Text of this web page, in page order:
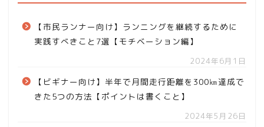
【市民ランナー向け】ランニングを継続するために
実践すべきこと7選【モチベーション編】
2024年6月1日
【ビギナー向け】半年で月間走行距離を300㎞達成で
きた5つの方法【ポイントは書くこと】
2024年5月26日